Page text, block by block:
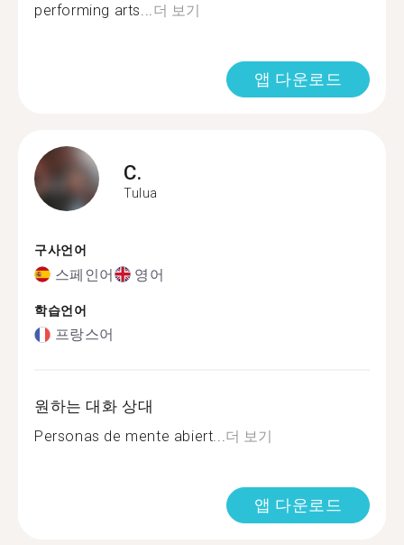
performing arts...더 보기
앱 다운로드
C.
Tulua
구사언어
스페인어 영어
학습언어
프랑스어
원하는 대화 상대
Personas de mente abiert...더 보기
앱 다운로드